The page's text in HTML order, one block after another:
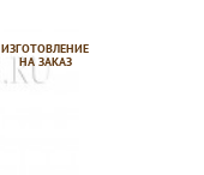
ИЗГОТОВЛЕНИЕ
НА ЗАКАЗ